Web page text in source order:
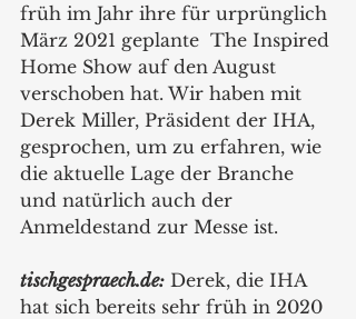
früh im Jahr ihre für urprünglich
März 2021 geplante  The Inspired
Home Show auf den August
verschoben hat. Wir haben mit
Derek Miller, Präsident der IHA,
gesprochen, um zu erfahren, wie
die aktuelle Lage der Branche
und natürlich auch der
Anmeldestand zur Messe ist.
tischgespraech.de: Derek, die IHA
hat sich bereits sehr früh in 2020